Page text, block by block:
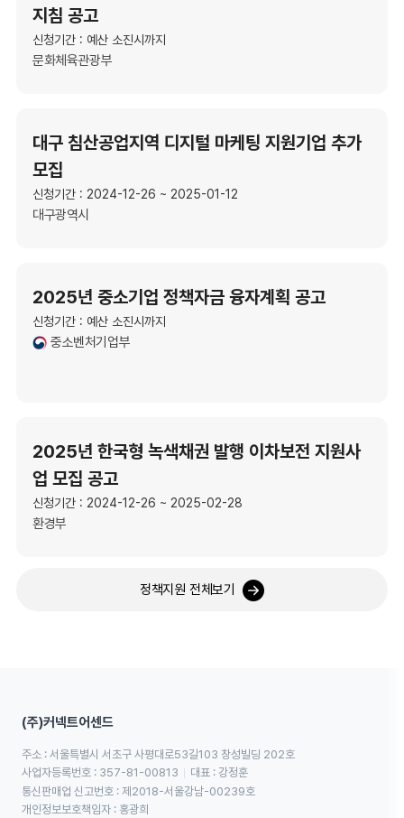
지침 공고
신청기간 : 예산 소진시까지
문화체육관광부
대구 침산공업지역 디지털 마케팅 지원기업 추가
모집
신청기간 : 2024-12-26 ~ 2025-01-12
대구광역시
2025년 중소기업 정책자금 융자계획 공고
신청기간 : 예산 소진시까지
중소벤처기업부
2025년 한국형 녹색채권 발행 이차보전 지원사
업 모집 공고
신청기간 : 2024-12-26 ~ 2025-02-28
환경부
정책지원 전체보기
(주)커넥트어센드
주소 : 서울특별시 서초구 사평대로53길103 창성빌딩 202호
사업자등록번호 : 357-81-00813
대표 : 강정훈
통신판매업 신고번호 : 제2018-서울강남-00239호
개인정보보호책임자 : 홍광희